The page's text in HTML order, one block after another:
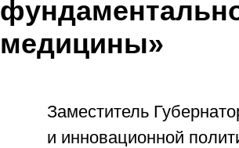
медицины»
Заместитель
и инновационной